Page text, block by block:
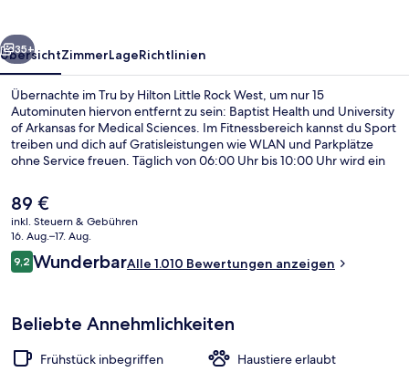
Weiter
35+
ÜbersichtZimmerLageRichtlinien
Übernachte im Tru by Hilton Little Rock West, um nur 15
Autominuten hiervon entfernt zu sein: Baptist Health und University
of Arkansas for Medical Sciences. Im Fitnessbereich kannst du Sport
treiben und dich auf Gratisleistungen wie WLAN und Parkplätze
ohne Service freuen. Täglich von 06:00 Uhr bis 10:00 Uhr wird ein
Personal und das Frühstück erhalten tolle Bewertungen von
anderen Reisenden.
Der
aktuelle
Preis
beträgt
89 €.
89 €
inkl. Steuern & Gebühren
16. Aug.–17. Aug.
Bewertungen
9,29,2 von 10.
WunderbarAlle 1.010 Bewertungen anzeigen
Beliebte Annehmlichkeiten
Frühstück inbegriffen
Haustiere erlaubt